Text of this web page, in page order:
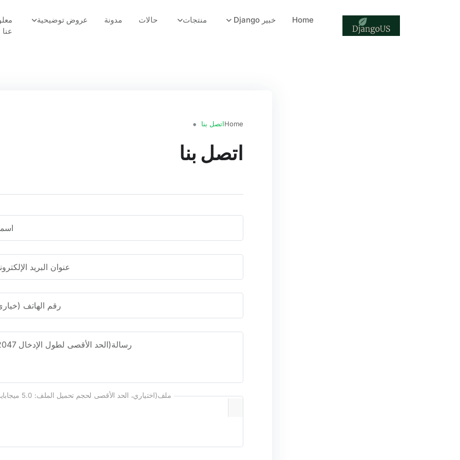
Home خبير Django منتجات حالات مدونة عروض توضيحية
عنا
Homeاتصل بنا
اتصل بنا
عنوان البريد
رقم الهاتف
رسالة(الحد الأقصى لطول الإدخال 2047)
ملف(اختياري، الحد الأقصى لحجم تحميل الملف: 5.0 ميجابايت)